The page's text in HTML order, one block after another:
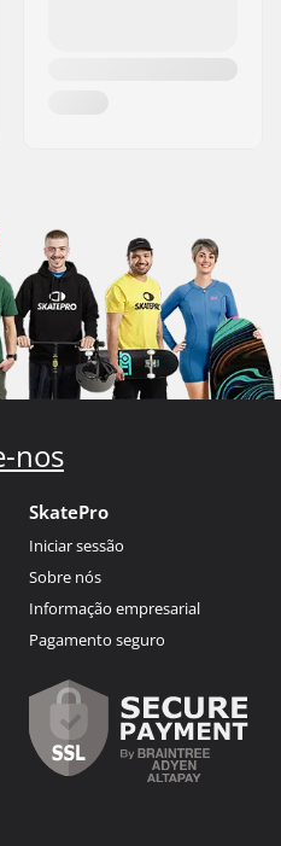
nos
SkatePro
Iniciar sessão
Sobre nós
Informação empresarial
Pagamento seguro